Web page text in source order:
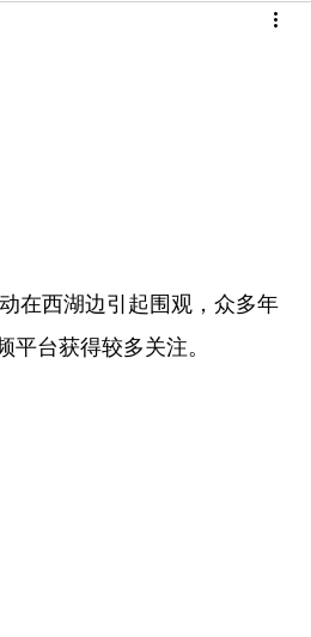
在西湖边引起围观，众多年
台获得较多关注。